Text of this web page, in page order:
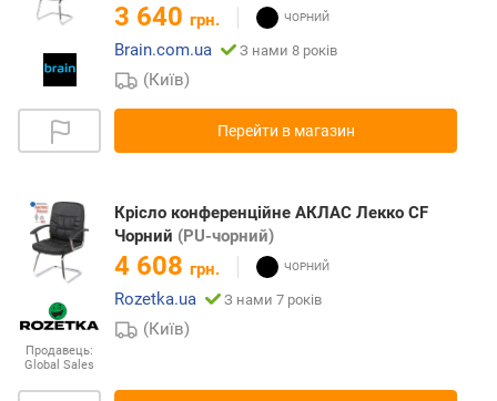
3 640 грн.
Brain.com.ua
З нами 8 років
(Київ)
Перейти в магазин
Продавець:
Global Sales
Крісло конференційне АКЛАС Лекко CF
Чорний (PU-чорний)
4 608 грн.
Rozetka.ua
З нами 7 років
(Київ)